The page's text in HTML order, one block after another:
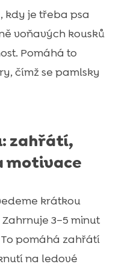
kdy je třeba psa
voňavých kousků
Pomáhá to
čímž se pamlsky
zahřátí,
motivace
krátkou
3–5 minut
pomáhá zahřátí
na ledové